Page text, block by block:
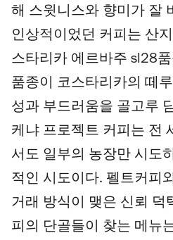
해 스윗니스와 향미가 잘
인상적이었던 커피는 산
스타리카 에르바주 sl28
품종이 코스타리카의 떼
성과 부드러움을 골고루
케냐 프로젝트 커피는 전
서도 일부의 농장만 시도
적인 시도이다. 펠트커피
거래 방식이 맺은 신뢰
피의 단골들이 찾는 메뉴